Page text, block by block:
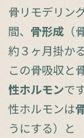
骨リモデリン
間、 骨形成
約３ヶ月掛か
この骨吸収と
性ホルモンです
性ホルモンは
うにする）と